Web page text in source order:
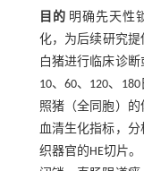
目的 明确先天性
化，为后续研究
白猪进行临床诊
10、60、120、
照猪（全同胞）的
血清生化指标，分
织器官的HE切片。